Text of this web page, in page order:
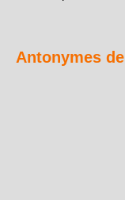
Antonymes de